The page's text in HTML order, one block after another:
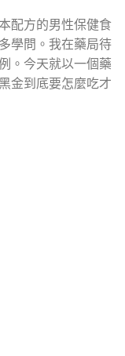
配方的男性保健食
學問。我在藥局待
。今天就以一個藥
金到底要怎麼吃才